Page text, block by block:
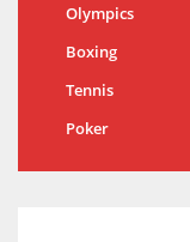
Olympics
Boxing
Tennis
Poker